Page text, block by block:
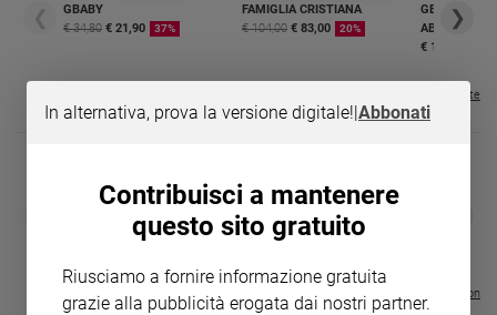
Chiesa
spiritualità
❮
GBABY
€ 34,80 € 21,90 37%
FAMIGLIA CRISTIANA
€ 104,00 € 83,00 20%
GBABY
€ 16,99
❯
Visualizza tutte le riviste
LE GRANDI BASILICHE ITALIANE
- VOL DA 1 AL 5
DIARIO G 2026-27
€ 8,90
- € 8,90
Visualizza tutte le collection
In alternativa, prova la versione digitale!|Abbonati
Contribuisci a mantenere
questo sito gratuito
Riusciamo a fornire informazione gratuita
grazie alla pubblicità erogata dai nostri partner.